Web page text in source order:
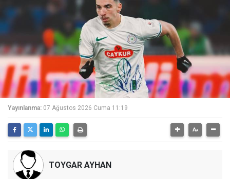
Yayınlanma: 07 Ağustos 2026 Cuma 11:19
TOYGAR AYHAN